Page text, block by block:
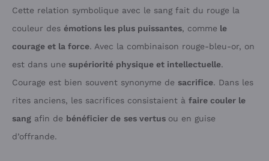
Cette relation symbolique avec le sang fait du rouge la
couleur des émotions les plus puissantes, comme le
courage et la force. Avec la combinaison rouge-bleu-or, on
est dans une supériorité physique et intellectuelle.
Courage est bien souvent synonyme de sacrifice. Dans les
rites anciens, les sacrifices consistaient à faire couler le
sang afin de bénéficier de ses vertus ou en guise
d’offrande.